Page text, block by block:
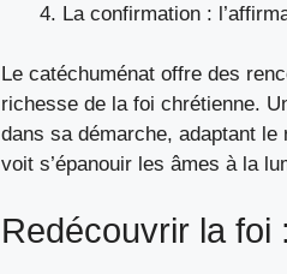
La confirmation :
Le catéchuménat offre des
richesse de la foi chrétienne.
dans sa démarche, adaptant le
voit s’épanouir les âmes à la
Redécouvrir la foi